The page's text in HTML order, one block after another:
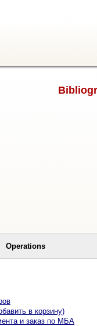
Operations
в корзину)
и заказ по МБА